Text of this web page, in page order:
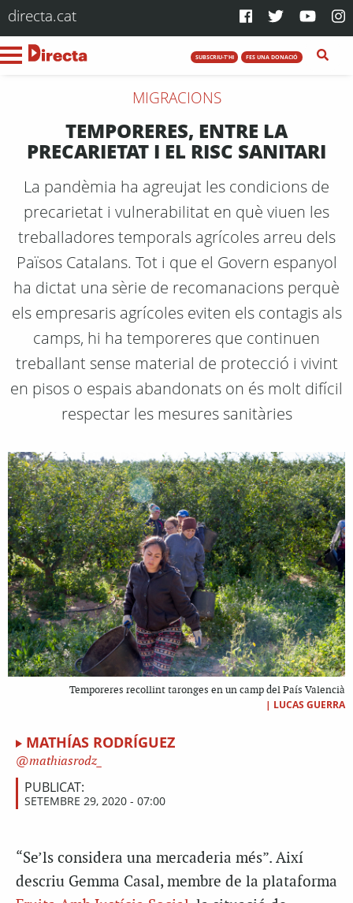
directa.cat
SUBSCRIU-T'HI FES UNA DONACIÓ
MIGRACIONS
TEMPORERES, ENTRE LA
PRECARIETAT I EL RISC SANITARI
La pandèmia ha agreujat les condicions de
precarietat i vulnerabilitat en què viuen les
treballadores temporals agrícoles arreu dels
Països Catalans. Tot i que el Govern espanyol
ha dictat una sèrie de recomanacions perquè
els empresaris agrícoles eviten els contagis als
camps, hi ha temporeres que continuen
treballant sense material de protecció i vivint
en pisos o espais abandonats on és molt difícil
respectar les mesures sanitàries
Temporeres recollint taronges en un camp del País Valencià
| LUCAS GUERRA
MATHÍAS RODRÍGUEZ
mathiasrodz_
PUBLICAT:
SETEMBRE 29, 2020 - 07:00
“Se’ls considera una mercaderia més”. Així
descriu Gemma Casal, membre de la plataforma